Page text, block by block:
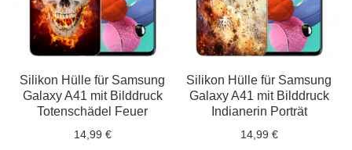
Silikon Hülle für Samsung
Galaxy A41 mit Bilddruck
Totenschädel Feuer
14,99 €
Silikon Hülle für Samsung
Galaxy A41 mit Bilddruck
Indianerin Porträt
14,99 €